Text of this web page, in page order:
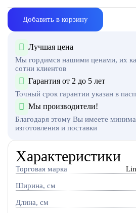
Добавить в корзину
Лучшая цена
Мы гордимся нашими ценами, их
сотни клиентов
Гарантия от 2 до 5 лет
Точный срок гарантии указан в
Мы производители!
Благодаря этому Вы имеете
изготовления и поставки
Характеристики
Торговая марка
Ширина, см
Длина, см